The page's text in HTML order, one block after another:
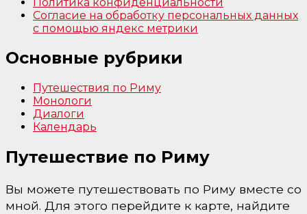
Согласие на обработку персональных данных
с помощью яндекс метрики
Основные рубрики
Путешествия по Риму
Монологи
Диалоги
Календарь
Путешествие по Риму
Вы можете путешествовать по Риму вместе со
мной. Для этого перейдите к карте, найдите